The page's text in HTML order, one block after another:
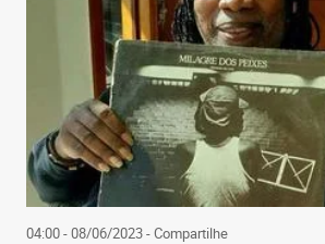
04:00 - 08/06/2023- Compartilhe